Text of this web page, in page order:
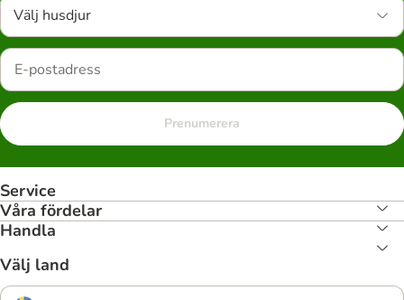
Välj husdjur
Prenumerera
Service
Våra fördelar
Handla
Välj land